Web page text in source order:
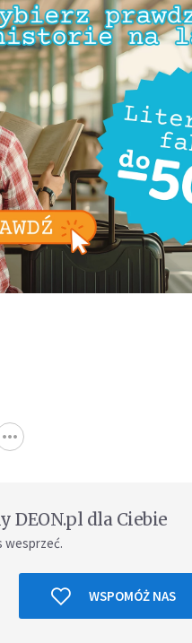
DEON.pl dla Ciebie
wesprzeć.
WSPOMÓŻ NAS